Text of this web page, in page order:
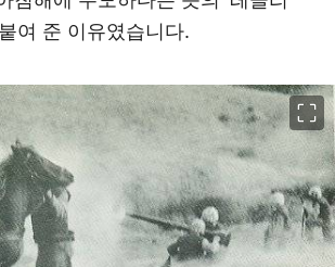
여 준 이유였습니다.